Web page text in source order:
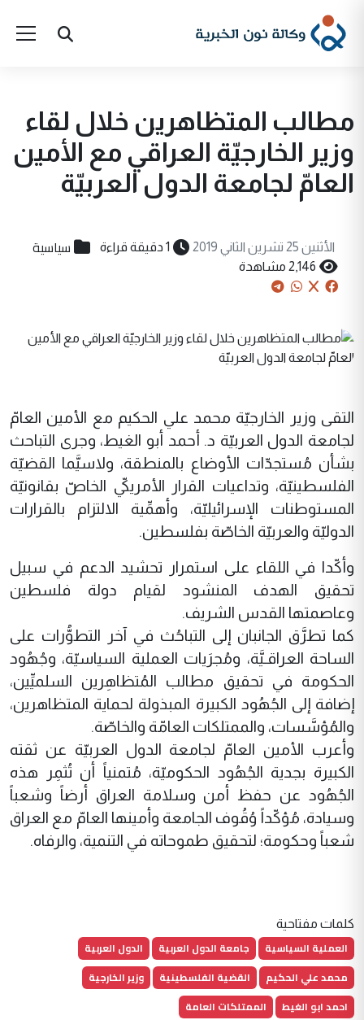
مطالب المتظاهرين خلال لقاء
وزير الخارجيّة العراقي مع الأمين
العامّ لجامعة الدول العربيّة
الأثنين 25 تشرين الثاني 2019 1 دقيقة قراءة سياسية
2,146 مشاهدة
التقى وزير الخارجيّة محمد علي الحكيم مع الأمين العامّ
لجامعة الدول العربيّة د. أحمد أبو الغيط، وجرى التباحث
بشأن مُستجدّات الأوضاع بالمنطقة، ولاسيَّما القضيّة
الفلسطينيّة، وتداعيات القرار الأمريكيّ الخاصّ بقانونيّة
المستوطنات الإسرائيليّة، وأهمِّية الالتزام بالقرارات
الدوليّة والعربيّة الخاصّة بفلسطين.
وأكّدا في اللقاء على استمرار تحشيد الدعم في سبيل
تحقيق الهدف المنشود لقيام دولة فلسطين
وعاصمتها القدس الشريف.
كما تطرَّق الجانبان إلى التباحُث في آخر التطوُّرات على
الساحة العراقـيَّة، ومُجرَيات العملية السياسيّة، وجُهُود
الحكومة في تحقيق مطالب المُتظاهِرين السلميِّين،
إضافة إلى الجُهُود الكبيرة المبذولة لحماية المتظاهرين،
والمُؤسَّسات، والممتلكات العامّة والخاصّة.
وأعرب الأمين العامّ لجامعة الدول العربيّة عن ثقته
الكبيرة بجدية الجُهُود الحكوميّة، مُتمنياً أن تُثمِر هذه
الجُهُود عن حفظ أمن وسلامة العراق أرضاً وشعباً
وسيادة، مُؤكّداً وُقُوف الجامعة وأمينها العامّ مع العراق
شعباً وحكومة؛ لتحقيق طموحاته في التنمية، والرفاه.
كلمات مفتاحية
العملية السياسية جامعة الدول العربية
الدول العربية
محمد علي الحكيم
القضية الفلسطينية
وزير الخارجية
احمد ابو الغيط
الممتلكات العامة